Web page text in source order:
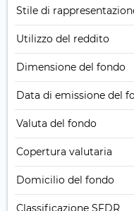
Stile di
Utilizzo del reddito
Dimensione del fondo
Data di emissione del
Valuta del fondo
Copertura valutaria
Domicilio del fondo
Classificazione SFDR